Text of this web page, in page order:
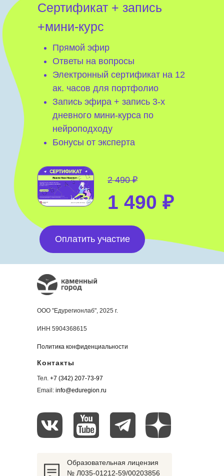
1 490 ₽
Сертификат + запись
+мини-курс
Прямой эфир
Ответы на вопросы
Электронный сертификат на 12
ак. часов для портфолио
Запись эфира + запись 3-х
дневного мини-курса по
нейроподходу
Бонусы от эксперта
2 490 ₽
Оплатить участие
С удостоверением
Этот пакет подойдет педагогам,
которым пришло время повысить
электронное удостоверение
часов соответствующее всем
стандартам. Кроме того, вам будут
доступны закрытый чат, авторские
и электронный сертификат.
Контакты
Тел. +7 (342) 207-73-97
Email: info@eduregion.ru
ООО "Едурегионлаб", 2025 г.
ИНН 5904368615
Политика конфиденциальности
Образовательная лицензия
№ Л035-01212-59/00203856